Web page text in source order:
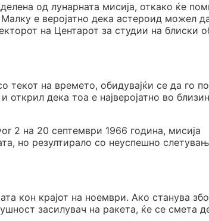
од лунарната мисија, откако ќе
е веројатно дека астероид можел
на Центарот за студии на блиски
на времето, обидувајќи се да го
дека тоа е најверојатно во
2 на 20 септември 1966 година, мисија
но резултирало со неуспешно
кон крајот на ноември. Ако станува
засилувач на ракета, ќе се смета